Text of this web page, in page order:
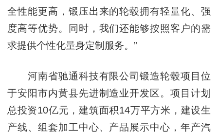
全性能更高，锻压出来的轮毂拥有轻量化、强
度高等优势。同时，我们还能够按照客户的需
求提供个性化量身定制服务。”
河南省驰通科技有限公司锻造轮毂项目位
于安阳市内黄县先进制造业开发区。项目计划
总投资10亿元，建筑面积14万平方米，建设生
产线、组套加工中心、产品展示中心，年产汽